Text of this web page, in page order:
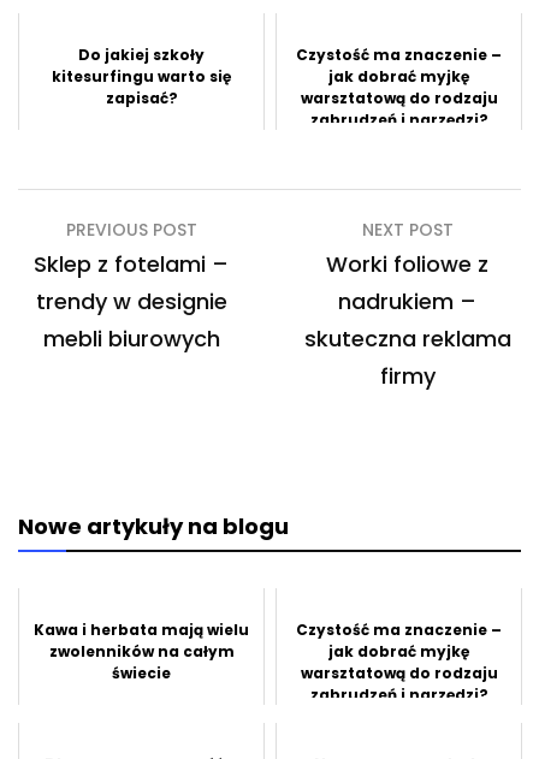
Do jakiej szkoły
kitesurfingu warto się
zapisać?
Czystość ma znaczenie –
jak dobrać myjkę
warsztatową do rodzaju
zabrudzeń i narzędzi?
Nawigacja
wpisu
PREVIOUS POST
Sklep z fotelami –
trendy w designie
mebli biurowych
NEXT POST
Worki foliowe z
nadrukiem –
skuteczna reklama
firmy
Nowe artykuły na blogu
Kawa i herbata mają wielu
zwolenników na całym
świecie
Czystość ma znaczenie –
jak dobrać myjkę
warsztatową do rodzaju
zabrudzeń i narzędzi?